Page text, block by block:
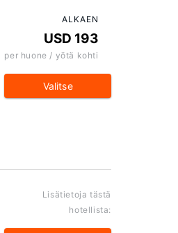
ALKAEN
USD 193
per huone / yötä kohti
Valitse
Lisätietoja tästä
hotellista: